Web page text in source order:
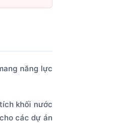
năng lực
khối nước
các dự án